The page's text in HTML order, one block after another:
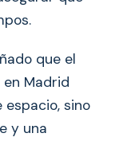
que el
Madrid
sino
y una